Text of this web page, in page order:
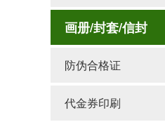
画册/封套/信封
防伪合格证
代金券印刷